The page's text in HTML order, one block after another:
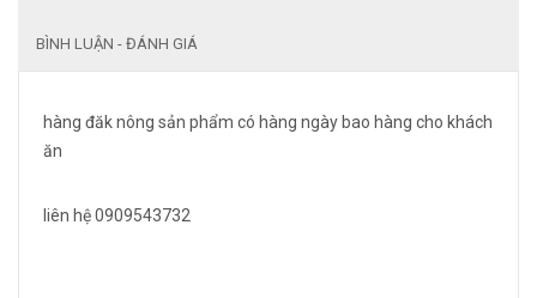
BÌNH LUẬN - ĐÁNH GIÁ
hàng đăk nông sản phẩm có hàng ngày bao hàng cho khách
ăn
liên hệ 0909543732